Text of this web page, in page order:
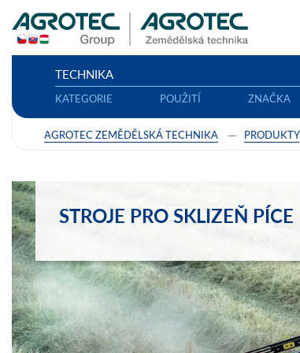
TECHNIKA
KATEGORIE POUŽITÍ ZNAČKA
AGROTEC ZEMĚDĚLSKÁ TECHNIKA PRODUKTY
STROJE PRO SKLIZEŇ PÍCE